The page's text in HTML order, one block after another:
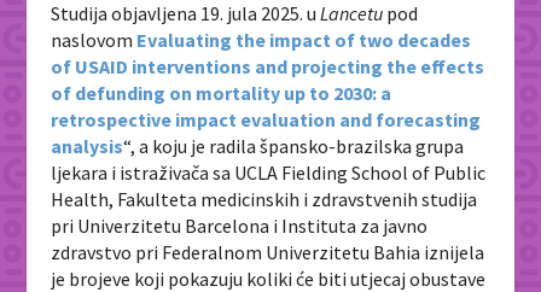
Studija objavljena 19. jula 2025. uLancetu pod
naslovom Evaluating the impact of two decades
of USAID interventions and projecting the effects
of defunding on mortality up to 2030: a
retrospective impact evaluation and forecasting
analysis“, a koju je radila špansko-brazilska grupa
ljekara i istraživača sa UCLA Fielding School of Public
Health, Fakulteta medicinskih i zdravstvenih studija
pri Univerzitetu Barcelona i Instituta za javno
zdravstvo pri Federalnom Univerzitetu Bahia iznijela
je brojeve koji pokazuju koliki će biti utjecaj obustave